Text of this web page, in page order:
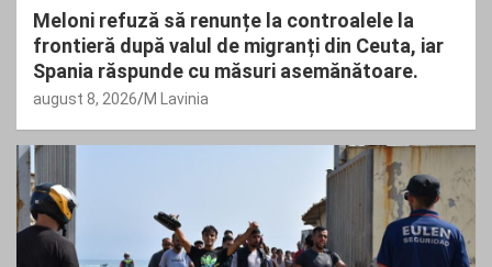
Meloni refuză să renunțe la controalele la
frontieră după valul de migranți din Ceuta, iar
Spania răspunde cu măsuri asemănătoare.
august 8, 2026 M Lavinia